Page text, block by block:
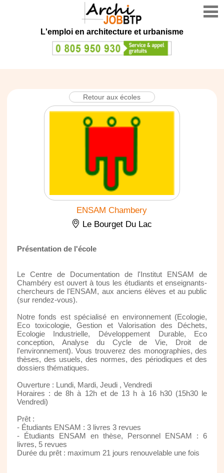
L'emploi en architecture et urbanisme
Retour aux écoles
ENSAM Chambery
Le Bourget Du Lac
Présentation de l'école
Le Centre de Documentation de l'Institut ENSAM de
Chambéry est ouvert à tous les étudiants et enseignants-
chercheurs de l'ENSAM, aux anciens élèves et au public
(sur rendez-vous).
Notre fonds est spécialisé en environnement (Ecologie,
Eco toxicologie, Gestion et Valorisation des Déchets,
Ecologie Industrielle, Développement Durable, Eco
conception, Analyse du Cycle de Vie, Droit de
l'environnement). Vous trouverez des monographies, des
thèses, des usuels, des normes, des périodiques et des
dossiers thématiques.
Ouverture : Lundi, Mardi, Jeudi , Vendredi
Horaires : de 8h à 12h et de 13 h à 16 h30 (15h30 le
Vendredi)
Prêt :
- Étudiants ENSAM : 3 livres 3 revues
- Étudiants ENSAM en thèse, Personnel ENSAM : 6
livres, 5 revues
Durée du prêt : maximum 21 jours renouvelable une fois